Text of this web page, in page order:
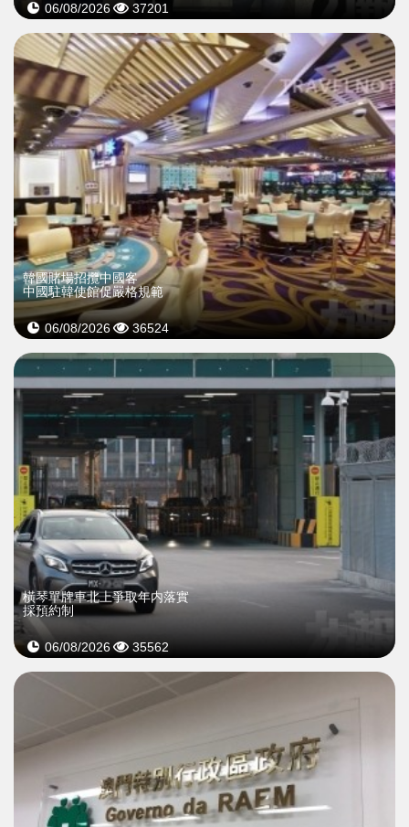
06/08/2026 37201
韓國賭場招攬中國客
中國駐韓使館促嚴格規範
06/08/2026 36524
橫琴單牌車北上爭取年内落實
採預約制
06/08/2026 35562